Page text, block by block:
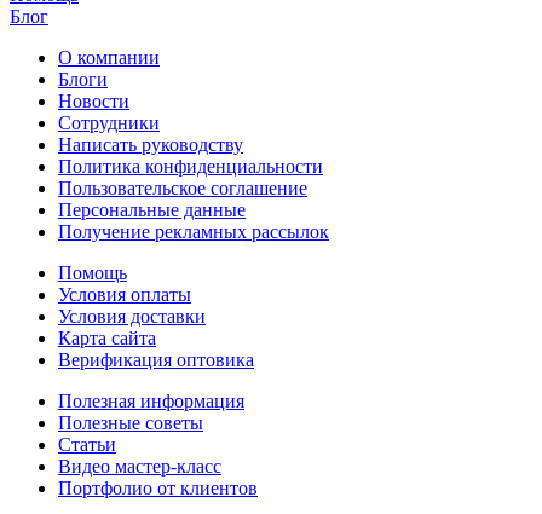
Блог
О компании
Блоги
Новости
Сотрудники
Написать руководству
Политика конфиденциальности
Пользовательское соглашение
Персональные данные
Получение рекламных рассылок
Помощь
Условия оплаты
Условия доставки
Карта сайта
Верификация оптовика
Полезная информация
Полезные советы
Статьи
Видео мастер-класс
Портфолио от клиентов